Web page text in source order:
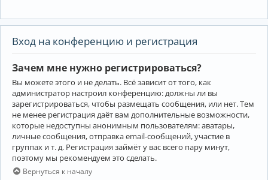
Вход на конференцию и регистрация
Зачем мне нужно регистрироваться?
Вы можете этого и не делать. Всё зависит от того, как
администратор настроил конференцию: должны ли вы
зарегистрироваться, чтобы размещать сообщения, или нет. Тем
не менее регистрация даёт вам дополнительные возможности,
которые недоступны анонимным пользователям: аватары,
личные сообщения, отправка email-сообщений, участие в
группах и т. д. Регистрация займёт у вас всего пару минут,
поэтому мы рекомендуем это сделать.
Вернуться к началу